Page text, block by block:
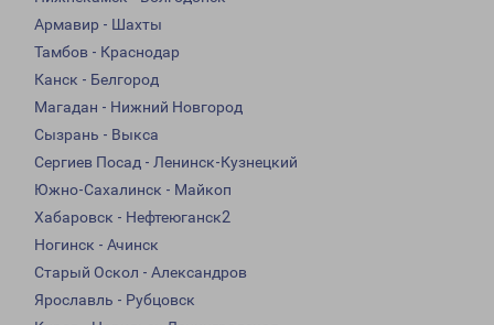
Армавир - Шахты
Тамбов - Краснодар
Канск - Белгород
Магадан - Нижний Новгород
Сызрань - Выкса
Сергиев Посад - Ленинск-Кузнецкий
Южно-Сахалинск - Майкоп
Хабаровск - Нефтеюганск2
Ногинск - Ачинск
Старый Оскол - Александров
Ярославль - Рубцовск